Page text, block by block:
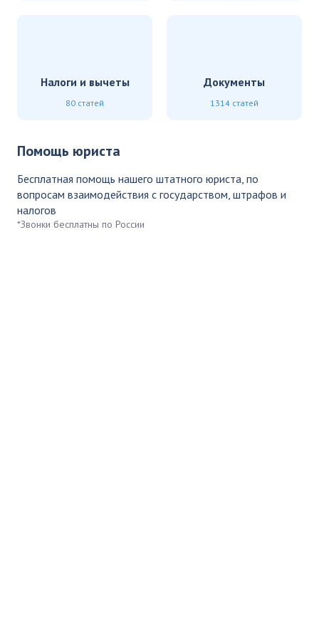
Налоги и вычеты
80 статей
Документы
1314 статей
Помощь юриста
Бесплатная помощь нашего штатного юриста, по
вопросам взаимодействия с государством, штрафов и
налогов
*Звонки бесплатны по России